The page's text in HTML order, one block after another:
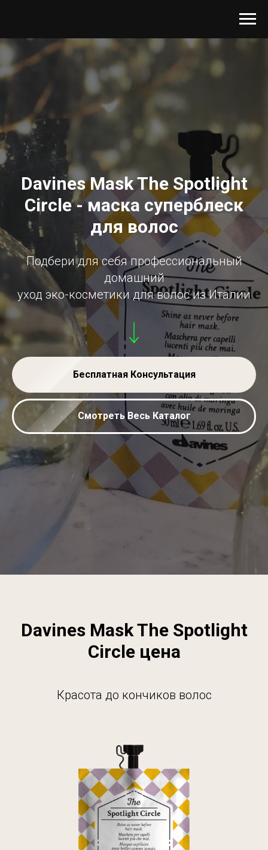
Davines Mask The Spotlight
Circle - маска суперблеск
для волос
Подбери для себя профессиональный
домашний
уход эко-косметики для волос из Италии
Бесплатная Консультация
Смотреть Весь Каталог
Davines Mask The Spotlight
Circle цена
Красота до кончиков волос